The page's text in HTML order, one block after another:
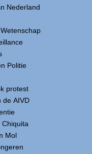
Nederland
Politie
protest
de AIVD
Mol